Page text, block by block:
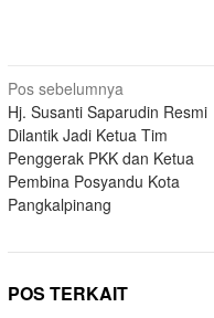
Pos sebelumnya
Hj. Susanti Saparudin Resmi
Dilantik Jadi Ketua Tim
Penggerak PKK dan Ketua
Pembina Posyandu Kota
Pangkalpinang
POS TERKAIT